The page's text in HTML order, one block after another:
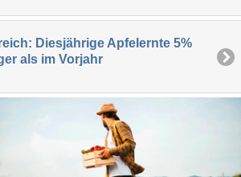
Diesjährige Apfelernte 5%
als im Vorjahr